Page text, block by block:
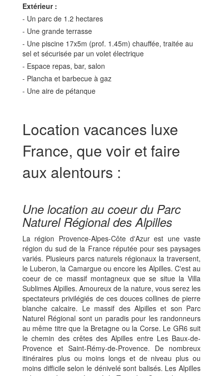
Extérieur :
- Un parc de 1.2 hectares
- Une grande terrasse
- Une piscine 17x5m (prof. 1.45m) chauffée, traitée au
sel et sécurisée par un volet électrique
- Espace repas, bar, salon
- Plancha et barbecue à gaz
- Une aire de pétanque
Location vacances luxe
France, que voir et faire
aux alentours :
Une location au coeur du Parc
Naturel Régional des Alpilles
La région Provence-Alpes-Côte d'Azur est une vaste
région du sud de la France réputée pour ses paysages
variés. Plusieurs parcs naturels régionaux la traversent,
le Luberon, la Camargue ou encore les Alpilles. C'est au
coeur de ce massif montagneux que se situe la Villa
Sublimes Alpilles. Amoureux de la nature, vous serez les
spectateurs privilégiés de ces douces collines de pierre
blanche calcaire. Le massif des Alpilles et son Parc
Naturel Régional sont un paradis pour les randonneurs
au même titre que la Bretagne ou la Corse. Le GR6 suit
le chemin des crêtes des Alpilles entre Les Baux-de-
Provence et Saint-Rémy-de-Provence. De nombreux
itinéraires plus ou moins longs et de niveau plus ou
moins difficile selon le dénivelé sont balisés. Les Alpilles